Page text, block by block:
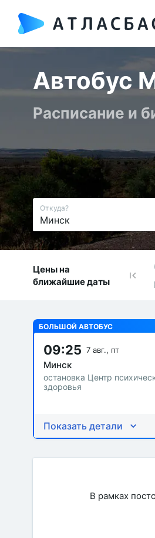
Автобус
Расписание и
Откуда?
Цены на
ближайшие даты
БОЛЬШОЙ АВТОБУС
09:25 7 авг., пт
Минск
остановка Центр
здоровья
Показать детали
В рамках